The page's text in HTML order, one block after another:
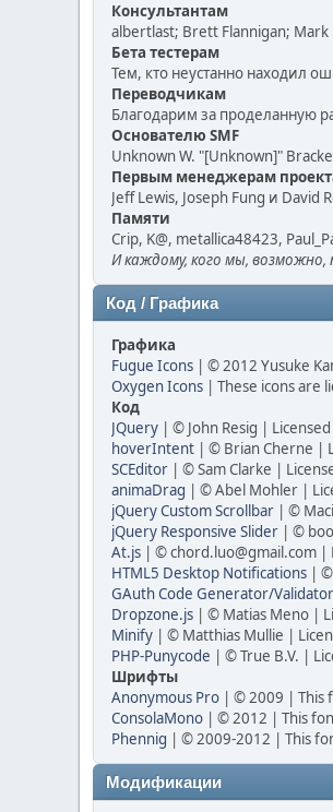
Консультантам
albertlast; Brett Flannigan; Mark
Бета тестерам
Тем, кто неустанно находил
Переводчикам
Благодарим за проделанную
Основателю SMF
Unknown W. "[Unknown]"
Первым менеджерам
Jeff Lewis, Joseph Fung и David
Памяти
Crip, K@, metallica48423,
И каждому, кого мы,
Код / Графика
Графика
Fugue Icons | © 2012 Yusuke
Oxygen Icons | These icons are
Код
JQuery | © John Resig |
hoverIntent | © Brian Cherne |
SCEditor | © Sam Clarke |
animaDrag | © Abel Mohler |
jQuery Custom Scrollbar | ©
jQuery Responsive Slider | ©
At.js | © chord.luo@gmail.com |
HTML5 Desktop Notifications |
GAuth Code Generator/Validator
Dropzone.js | © Matias Meno |
Minify | © Matthias Mullie |
PHP-Punycode | © True B.V. |
Шрифты
Anonymous Pro | © 2009 | This
ConsolaMono | © 2012 | This
Phennig | © 2009-2012 | This
Модификации